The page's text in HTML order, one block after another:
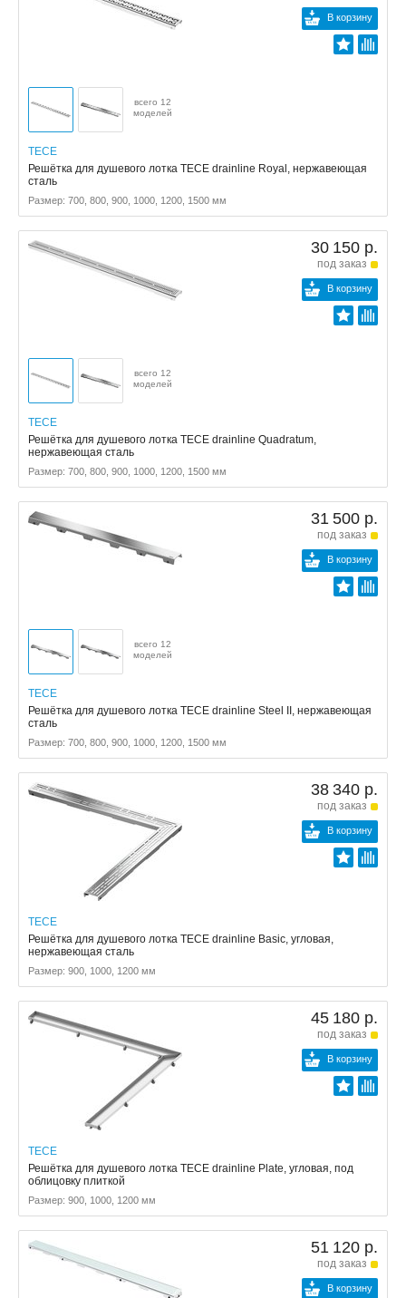
В корзину
всего 12
моделей
TECE
Решётка для душевого лотка TECE drainline Royal, нержавеющая
сталь
Размер: 700, 800, 900, 1000, 1200, 1500 мм
30 150 р.
под заказ
В корзину
всего 12
моделей
TECE
Решётка для душевого лотка TECE drainline Quadratum,
нержавеющая сталь
Размер: 700, 800, 900, 1000, 1200, 1500 мм
31 500 р.
под заказ
В корзину
всего 12
моделей
TECE
Решётка для душевого лотка TECE drainline Steel II, нержавеющая
сталь
Размер: 700, 800, 900, 1000, 1200, 1500 мм
38 340 р.
под заказ
В корзину
TECE
Решётка для душевого лотка TECE drainline Basic, угловая,
нержавеющая сталь
Размер: 900, 1000, 1200 мм
45 180 р.
под заказ
В корзину
TECE
Решётка для душевого лотка TECE drainline Plate, угловая, под
облицовку плиткой
Размер: 900, 1000, 1200 мм
51 120 р.
под заказ
В корзину